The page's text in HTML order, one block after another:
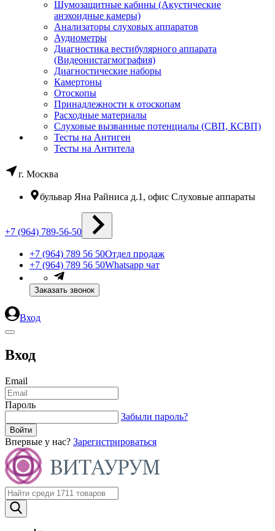
Шумозащитные кабины (Акустические
анэхоидные камеры)
Анализаторы слуховых аппаратов
Аудиометры
Диагностика вестибулярного аппарата
(Видеонистагмография)
Диагностические наборы
Камертоны
Отоскопы
Принадлежности к отоскопам
Расходные материалы
Слуховые вызванные потенциалы (СВП, КСВП)
Тесты на Антиген
Тесты на Антитела
г. Москва
бульвар Яна Райниса д.1, офис Слуховые аппараты
+7 (964) 789-56-50
+7 (964) 789 56 50Отдел продаж
+7 (964) 789 56 50Whatsapp чат
Заказать звонок
Вход
Вход
Email
Пароль
Забыли пароль?
Впервые у нас? Зарегистрироваться